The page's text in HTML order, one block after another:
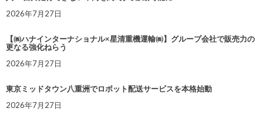
2026年7月27日
【㈱ハナインターナショナル×星清重機運輸㈱】グループ会社で販売力の
更なる強化ねらう
2026年7月27日
東京ミッドタウン八重洲でロボット配送サービスを本格始動
2026年7月27日